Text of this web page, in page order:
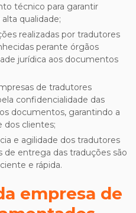
técnico para garantir
qualidade;
perante órgãos
jurídica aos documentos
confidencialidade das
documentos, garantindo a
dos clientes;
de entrega das traduções são
e rápida.
empresa de